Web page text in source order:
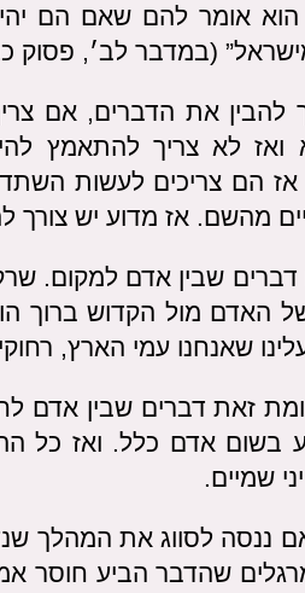
אומר להם שאם הם יהיו
(במדבר לב׳, פסוק
להבין את הדברים, אם
ואז לא צריך להתאמץ
הם צריכים לעשות
מהשם. אז מדוע יש צורך
דברים שבין אדם למקום.
האדם מול הקדוש ברוך
שאנחנו עמי הארץ,
זאת דברים שבין אדם
בשום אדם כלל. ואז כל
שמיים.
ננסה לסווג את המהלך
שהדבר הביע חוסר